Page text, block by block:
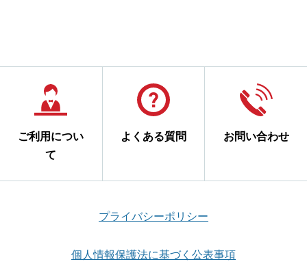
ご利用につい
て
よくある質問 お問い合わせ
プライバシーポリシー
個人情報保護法に基づく公表事項